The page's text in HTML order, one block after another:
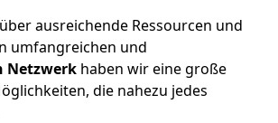
ausreichende Ressourcen und
umfangreichen und
Netzwerk haben wir eine große
die nahezu jedes